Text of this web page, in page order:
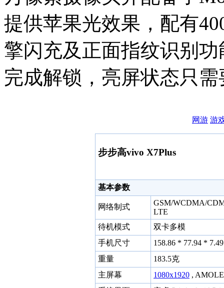
提供苹果光效果，配有
擎闪充及正面指纹识别
完成解锁，亮屏状态只需
网游 游
步步高vivo X7Plus
基本参数
网络制式
GSM/WCDMA/
LTE
待机模式
双卡多模
手机尺寸
158.86 * 77.94 *
重量
183.5克
主屏幕
1080x1920 ,